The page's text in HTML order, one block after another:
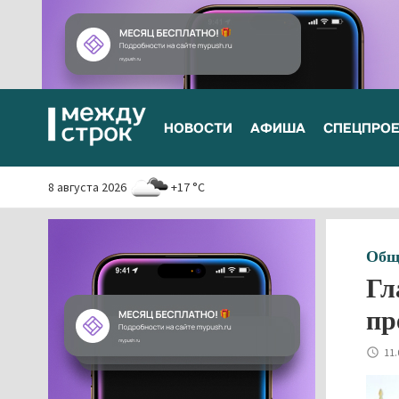
НОВОСТИ АФИША
8 августа 2026 +17 °C